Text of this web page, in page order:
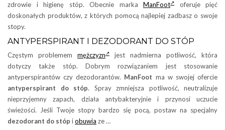
zdrowie i higienę stóp. Obecnie marka ManFoot
oferuje pięć
doskonałych produktów, z których pomocą najlepiej zadbasz o swoje
stopy.
ANTYPERSPIRANT I DEZODORANT DO STÓP
Częstym problemem mężczyzn
jest nadmierna potliwość, która
dotyczy także stóp. Dobrym rozwiązaniem jest stosowanie
antyperspirantów czy dezodorantów. ManFoot ma w swojej ofercie
antyperspirant do stóp. Spray zmniejsza potliwość, neutralizuje
nieprzyjemny zapach, działa antybakteryjnie i przynosi uczucie
świeżości. Jeśli Twoje stopy bardzo się pocą, postaw na specjalny
dezodorant do stóp iobuwia ze …